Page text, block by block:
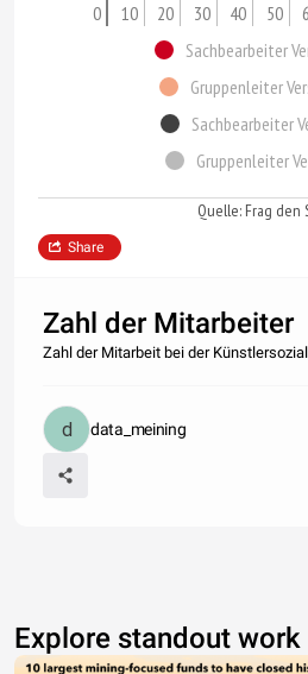
0 10 20 30 40 50
Sachbearbeiter
Gruppenleiter
Sachbearbeiter
Gruppenleiter
Quelle: Frag den
Share
Zahl der Mitarbeiter
Zahl der Mitarbeit bei der
data_meining
Explore standout